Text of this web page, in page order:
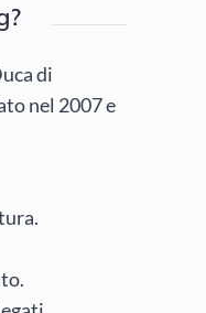
di
nel 2007 e